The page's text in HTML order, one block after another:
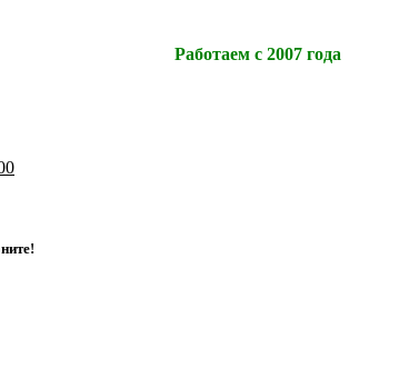
Работаем с 2007 года
ните!